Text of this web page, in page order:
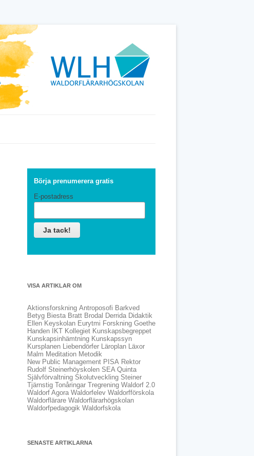
Börja prenumerera gratis
E-postadress
VISA ARTIKLAR OM
Aktionsforskning Antroposofi Barkved
Betyg Biesta Bratt Brodal Derrida Didaktik
Ellen Keyskolan Eurytmi Forskning Goethe
Handen IKT Kollegiet Kunskapsbegreppet
Kunskapsinhämtning Kunskapssyn
Kursplanen Liebendörfer Läroplan Läxor
Malm Meditation Metodik
New Public Management PISA Rektor
Rudolf Steinerhöyskolen SEA Quinta
Självförvaltning Skolutveckling Steiner
Tjärnstig Tonåringar Tregrening Waldorf 2.0
Waldorf Agora Waldorfelev Waldorfförskola
Waldorflärare Waldorflärarhögskolan
Waldorfpedagogik Waldorfskola
SENASTE ARTIKLARNA